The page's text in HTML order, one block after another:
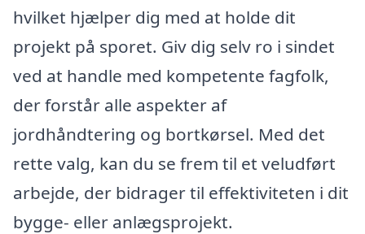
hvilket hjælper dig med at holde dit
projekt på sporet. Giv dig selv ro i sindet
ved at handle med kompetente fagfolk,
der forstår alle aspekter af
jordhåndtering og bortkørsel. Med det
rette valg, kan du se frem til et veludført
arbejde, der bidrager til effektiviteten i dit
bygge- eller anlægsprojekt.